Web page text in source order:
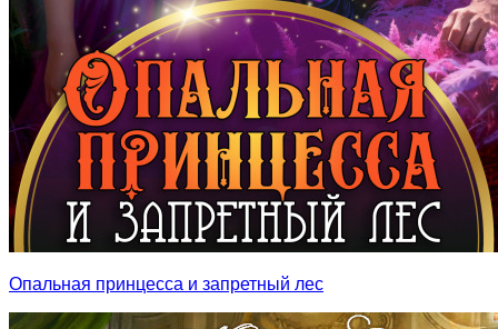
Опальная принцесса и запретный лес